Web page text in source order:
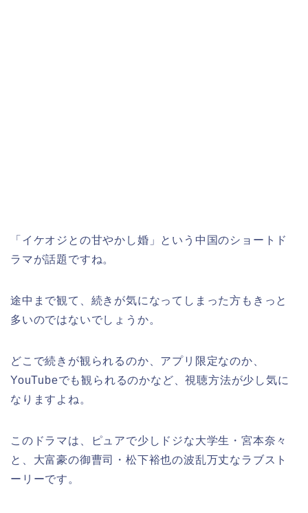
「イケオジとの甘やかし婚」という中国のショートド
ラマが話題ですね。
途中まで観て、続きが気になってしまった方もきっと
多いのではないでしょうか。
どこで続きが観られるのか、アプリ限定なのか、
YouTubeでも観られるのかなど、視聴方法が少し気に
なりますよね。
このドラマは、ピュアで少しドジな大学生・宮本奈々
と、大富豪の御曹司・松下裕也の波乱万丈なラブスト
ーリーです。